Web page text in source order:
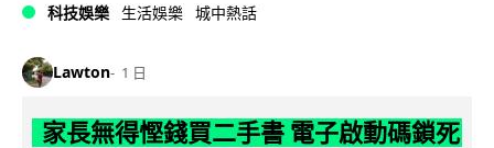
科技娛樂 生活娛樂 城中熱話
Lawton 1 日
家長無得慳錢買二手書 電子啟動碼鎖死